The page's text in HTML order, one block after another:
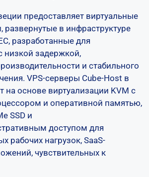
предоставляет виртуальные
развернутые в инфраструктуре
разработанные для
низкой задержкой,
и стабильного
VPS-серверы Cube-Host в
основе виртуализации KVM с
и оперативной памятью,
SSD и
доступом для
рабочих нагрузок, SaaS-
чувствительных к